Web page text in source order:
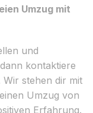
Umzug mit
und
kontaktiere
Wir stehen dir mit
Umzug von
Erfahrung.